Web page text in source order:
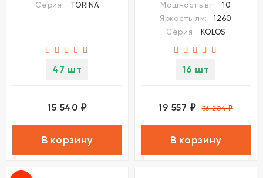
Серия:
TORINA
47 шт
15 540 ₽
В корзину
Мощность вт:
10
Яркость лм:
1260
Серия:
KOLOS
16 шт
19 557 ₽ 36 204₽
В корзину